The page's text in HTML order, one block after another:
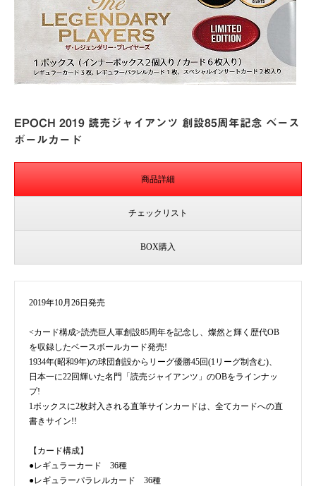
EPOCH 2019 読売ジャイアンツ 創設85周年記念 ベース
ボールカード
商品詳細
チェックリスト
BOX購入
2019年10月26日発売
<カード構成>読売巨人軍創設85周年を記念し、燦然と輝く歴代OB
を収録したベースボールカード発売!
1934年(昭和9年)の球団創設からリーグ優勝45回(1リーグ制含む)、
日本一に22回輝いた名門「読売ジャイアンツ」のOBをラインナッ
プ!
1ボックスに2枚封入される直筆サインカードは、全てカードへの直
書きサイン!!
【カード構成】
●レギュラーカード 36種
●レギュラーパラレルカード 36種